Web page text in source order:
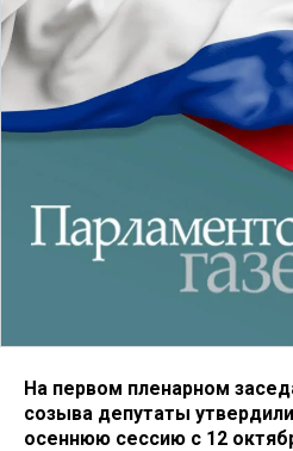
На первом пленарном
созыва депутаты
осеннюю сессию с 12